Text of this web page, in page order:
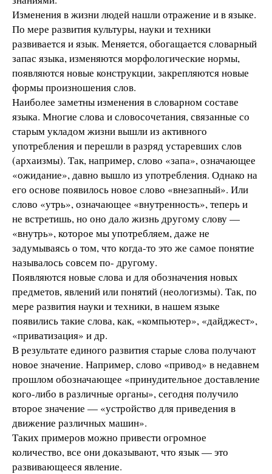
Изменения в жизни людей нашли отражение и в языке.
По мере развития культуры, науки и техники
развивается и язык. Меняется, обогащается словарный
запас языка, изменяются морфологические нормы,
появляются новые конструкции, закрепляются новые
формы произношения слов.
Наиболее заметны изменения в словарном составе
языка. Многие слова и словосочетания, связанные со
старым укладом жизни вышли из активного
употребления и перешли в разряд устаревших слов
(архаизмы). Так, например, слово «запа», означающее
«ожидание», давно вышло из употребления. Однако на
его основе появилось новое слово «внезапный». Или
слово «утрь», означающее «внутренность», теперь и
не встретишь, но оно дало жизнь другому слову —
«внутрь», которое мы употребляем, даже не
задумываясь о том, что когда-то это же самое понятие
называлось совсем по- другому.
Появляются новые слова и для обозначения новых
предметов, явлений или понятий (неологизмы). Так, по
мере развития науки и техники, в нашем языке
появились такие слова, как, «компьютер», «дайджест»,
«приватизация» и др.
В результате единого развития старые слова получают
новое значение. Например, слово «привод» в недавнем
прошлом обозначающее «принудительное доставление
кого-либо в различные органы», сегодня получило
второе значение — «устройство для приведения в
движение различных машин».
Таких примеров можно привести огромное
количество, все они доказывают, что язык — это
развивающееся явление.